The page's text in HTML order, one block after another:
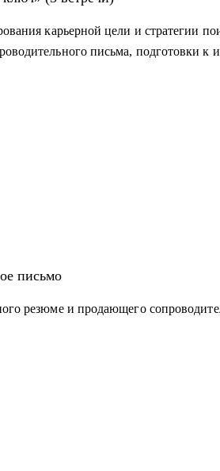
из отраслей:
карьерной цели и стратегии
письма, подготовки к
письмо
резюме и продающего